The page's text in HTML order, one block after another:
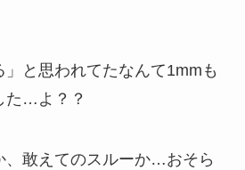
と思われてたなんて1mmも
た…よ？？
、敢えてのスルーか…おそら